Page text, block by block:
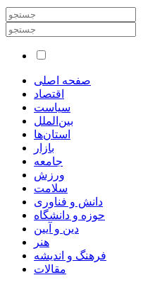
صفحه اصلی
اقتصاد
سیاست
بین‌الملل
استان‌ها
بازار
جامعه
ورزش
سلامت
دانش و فناوری
حوزه و دانشگاه
دین و آیین
هنر
فرهنگ و اندیشه
مقالات